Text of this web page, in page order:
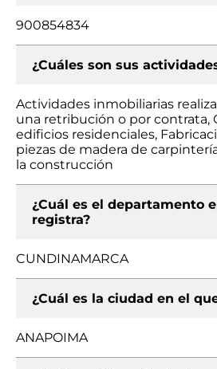
900854834
¿Cuáles son sus
Actividades inmobiliarias
una retribución o por contrata,
edificios residenciales,
piezas de madera de
la construcción
¿Cuál es el departamento
registra?
CUNDINAMARCA
¿Cuál es la ciudad en el
ANAPOIMA